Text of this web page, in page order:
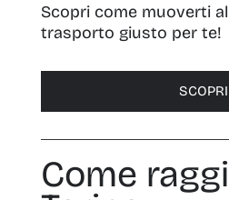
Scopri come muoverti
trasporto giusto per te!
SCOPRI
Come